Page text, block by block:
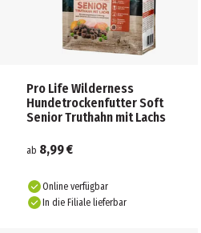
Pro Life Wilderness
Hundetrockenfutter Soft
Senior Truthahn mit Lachs
ab 8,99 €
Online verfügbar
In die Filiale lieferbar